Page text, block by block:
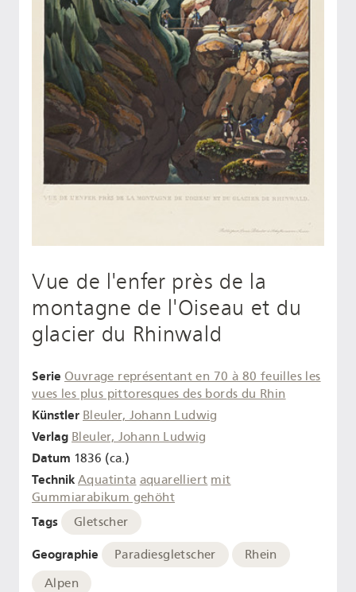
Vue de l'enfer près de la
montagne de l'Oiseau et du
glacier du Rhinwald
Serie Ouvrage représentant en 70 à 80 feuilles les
vues les plus pittoresques des bords du Rhin
Künstler Bleuler, Johann Ludwig
Verlag Bleuler, Johann Ludwig
Datum 1836 (ca.)
Technik Aquatinta aquarelliert mit
Gummiarabikum gehöht
Tags Gletscher
Geographie Paradiesgletscher
Rhein
Alpen